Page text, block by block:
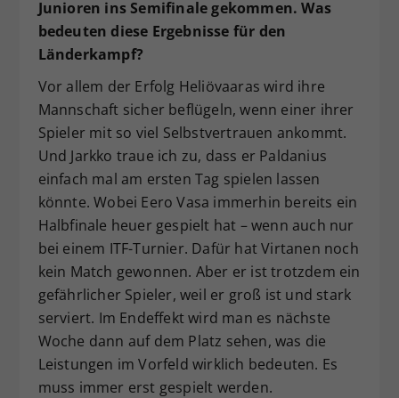
Junioren ins Semifinale gekommen. Was
bedeuten diese Ergebnisse für den
Länderkampf?
Vor allem der Erfolg Heliövaaras wird ihre
Mannschaft sicher beflügeln, wenn einer ihrer
Spieler mit so viel Selbstvertrauen ankommt.
Und Jarkko traue ich zu, dass er Paldanius
einfach mal am ersten Tag spielen lassen
könnte. Wobei Eero Vasa immerhin bereits ein
Halbfinale heuer gespielt hat – wenn auch nur
bei einem ITF-Turnier. Dafür hat Virtanen noch
kein Match gewonnen. Aber er ist trotzdem ein
gefährlicher Spieler, weil er groß ist und stark
serviert. Im Endeffekt wird man es nächste
Woche dann auf dem Platz sehen, was die
Leistungen im Vorfeld wirklich bedeuten. Es
muss immer erst gespielt werden.